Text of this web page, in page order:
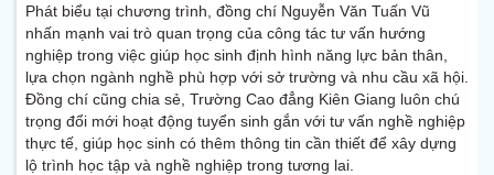
Phát biểu tại chương trình, đồng chí Nguyễn Văn Tuấn Vũ
nhấn mạnh vai trò quan trọng của công tác tư vấn hướng
nghiệp trong việc giúp học sinh định hình năng lực bản thân,
lựa chọn ngành nghề phù hợp với sở trường và nhu cầu xã hội.
Đồng chí cũng chia sẻ, Trường Cao đẳng Kiên Giang luôn chú
trọng đổi mới hoạt động tuyển sinh gắn với tư vấn nghề nghiệp
thực tế, giúp học sinh có thêm thông tin cần thiết để xây dựng
lộ trình học tập và nghề nghiệp trong tương lai.